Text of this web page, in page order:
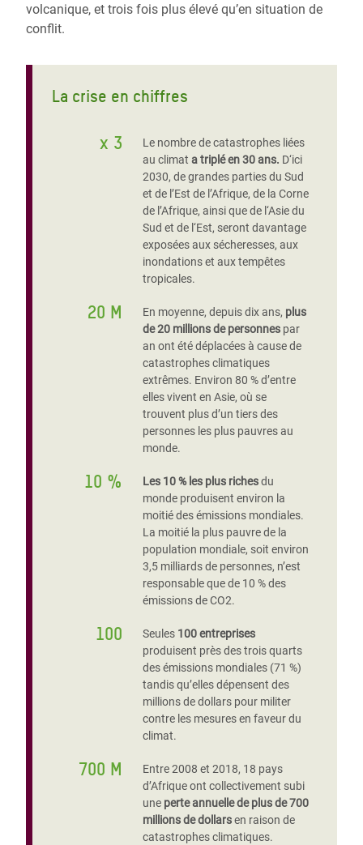
volcanique, et trois fois plus élevé qu’en situation de
conflit.
La crise en chiffres
x 3
Le nombre de catastrophes liées
au climat a triplé en 30 ans. D‘ici
2030, de grandes parties du Sud
et de l’Est de l’Afrique, de la Corne
de l’Afrique, ainsi que de l‘Asie du
Sud et de l‘Est, seront davantage
exposées aux sécheresses, aux
inondations et aux tempêtes
tropicales.
20 M En moyenne, depuis dix ans, plus
de 20 millions de personnespar
an ont été déplacées à cause de
catastrophes climatiques
extrêmes. Environ 80 % d’entre
elles vivent en Asie, où se
trouvent plus d’un tiers des
personnes les plus pauvres au
monde.
10 % Les 10 % les plus richesdu
monde produisent environ la
moitié des émissions mondiales.
La moitié la plus pauvre de la
population mondiale, soit environ
3,5 milliards de personnes, n’est
responsable que de 10 % des
émissions de CO2.
100 Seules 100 entreprises
produisent près des trois quarts
des émissions mondiales (71 %)
tandis qu’elles dépensent des
millions de dollars pour militer
contre les mesures en faveur du
climat.
700 M
Entre 2008 et 2018, 18 pays
d’Afrique ont collectivement subi
une perte annuelle de plus de 700
millions de dollarsen raison de
catastrophes climatiques.